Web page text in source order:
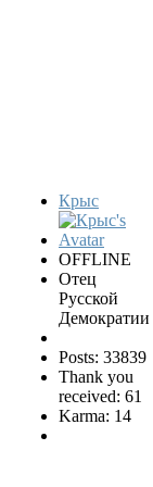
Крыс
OFFLINE
Отец
Русской
Демократии
Posts: 33839
Thank you
received: 61
Karma: 14